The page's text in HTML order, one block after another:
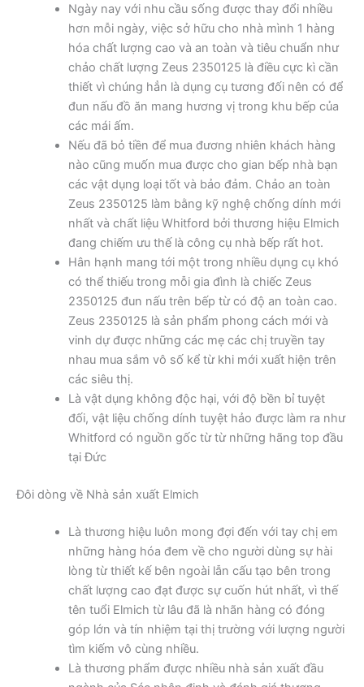
Ngày nay với nhu cầu sống được thay đổi nhiều
hơn mỗi ngày, việc sở hữu cho nhà mình 1 hàng
hóa chất lượng cao và an toàn và tiêu chuẩn như
chảo chất lượng Zeus 2350125 là điều cực kì cần
thiết vì chúng hẳn là dụng cụ tương đối nên có để
đun nấu đồ ăn mang hương vị trong khu bếp của
các mái ấm.
Nếu đã bỏ tiền để mua đương nhiên khách hàng
nào cũng muốn mua được cho gian bếp nhà bạn
các vật dụng loại tốt và bảo đảm. Chảo an toàn
Zeus 2350125 làm bằng kỹ nghệ chống dính mới
nhất và chất liệu Whitford bởi thương hiệu Elmich
đang chiếm ưu thế là công cụ nhà bếp rất hot.
Hân hạnh mang tới một trong nhiều dụng cụ khó
có thể thiếu trong mỗi gia đình là chiếc Zeus
2350125 đun nấu trên bếp từ có độ an toàn cao.
Zeus 2350125 là sản phẩm phong cách mới và
vinh dự được những các mẹ các chị truyền tay
nhau mua sắm vô số kể từ khi mới xuất hiện trên
các siêu thị.
Là vật dụng không độc hại, với độ bền bỉ tuyệt
đối, vật liệu chống dính tuyệt hảo được làm ra như
Whitford có nguồn gốc từ từ những hãng top đầu
tại Đức
Đôi dòng về Nhà sản xuất Elmich
Là thương hiệu luôn mong đợi đến với tay chị em
những hàng hóa đem về cho người dùng sự hài
lòng từ thiết kế bên ngoài lẫn cấu tạo bên trong
chất lượng cao đạt được sự cuốn hút nhất, vì thế
tên tuổi Elmich từ lâu đã là nhãn hàng có đóng
góp lớn và tín nhiệm tại thị trường với lượng người
tìm kiếm vô cùng nhiều.
Là thương phẩm được nhiều nhà sản xuất đầu